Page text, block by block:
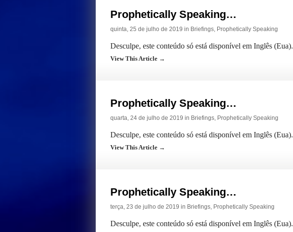
Prophetically Speaking…
quinta, 25 de julho de 2019 in Briefings, Prophetically Speaking
Desculpe, este conteúdo só está disponível em Inglês (Eua).
View This Article →
Prophetically Speaking…
quarta, 24 de julho de 2019 in Briefings, Prophetically Speaking
Desculpe, este conteúdo só está disponível em Inglês (Eua).
View This Article →
Prophetically Speaking…
terça, 23 de julho de 2019 in Briefings, Prophetically Speaking
Desculpe, este conteúdo só está disponível em Inglês (Eua).